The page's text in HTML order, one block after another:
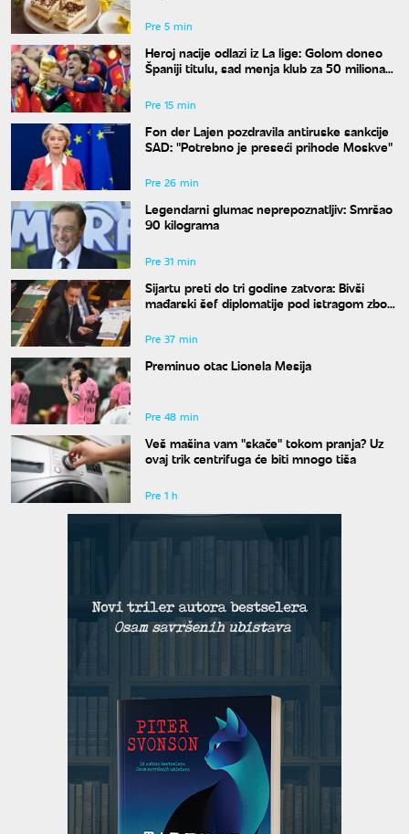
Pre 5 min
Heroj nacije odlazi iz La lige: Golom doneo
Španiji titulu, sad menja klub za 50 miliona
Pre 15 min
Fon der Lajen pozdravila antiruske sankcije
SAD: "Potrebno je preseći prihode Moskve"
Pre 26 min
Legendarni glumac neprepoznatljiv: Smršao
90 kilograma
Pre 31 min
Sijartu preti do tri godine zatvora: Bivši
mađarski šef diplomatije pod istragom zbog
Pre 37 min
Preminuo otac Lionela Mesija
Pre 48 min
Veš mašina vam "skače" tokom pranja? Uz
ovaj trik centrifuga će biti mnogo tiša
Pre 1 h